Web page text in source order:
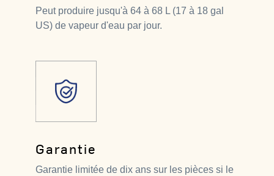
Peut produire jusqu'à 64 à 68 L (17 à 18 gal
US) de vapeur d'eau par jour.
Garantie
Garantie limitée de dix ans sur les pièces si le